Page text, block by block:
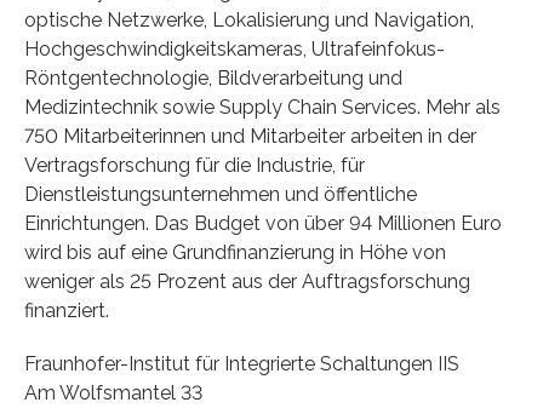
optische Netzwerke, Lokalisierung und Navigation,
Hochgeschwindigkeitskameras, Ultrafeinfokus-
Röntgentechnologie, Bildverarbeitung und
Medizintechnik sowie Supply Chain Services. Mehr als
750 Mitarbeiterinnen und Mitarbeiter arbeiten in der
Vertragsforschung für die Industrie, für
Dienstleistungsunternehmen und öffentliche
Einrichtungen. Das Budget von über 94 Millionen Euro
wird bis auf eine Grundfinanzierung in Höhe von
weniger als 25 Prozent aus der Auftragsforschung
finanziert.
Fraunhofer-Institut für Integrierte Schaltungen IIS
Am Wolfsmantel 33